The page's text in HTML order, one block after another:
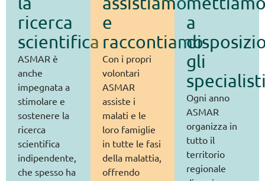
ricerca
scientifica
ASMAR è
anche
impegnata a
stimolare e
sostenere la
ricerca
scientifica
indipendente,
che spesso ha
e
raccontiamo
Con i propri
volontari
ASMAR
assiste i
malati e le
loro famiglie
in tutte le fasi
della malattia,
offrendo
a
gli
Ogni anno
ASMAR
organizza in
tutto il
territorio
regionale